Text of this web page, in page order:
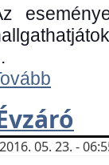
2016. 05. 23. -